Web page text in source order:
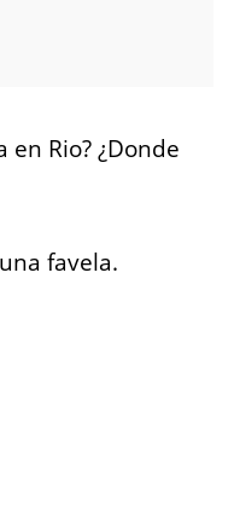
en Rio? ¿Donde
favela.